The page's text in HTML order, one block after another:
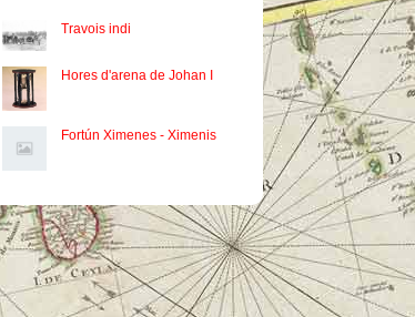
Travois indi
Hores d'arena de Johan I
Fortún Ximenes - Ximenis